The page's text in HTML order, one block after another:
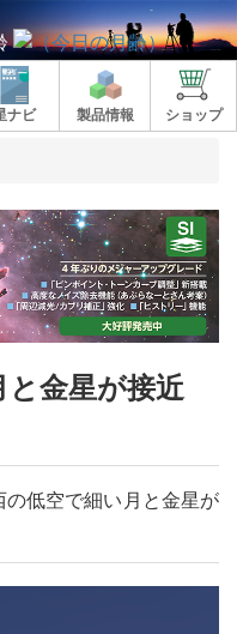
ナビ 製品情報 ショップ
と金星が接近
低空で細い月と金星が